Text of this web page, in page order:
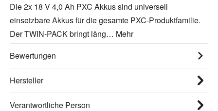
Die 2x 18 V 4,0 Ah PXC Akkus sind universell
einsetzbare Akkus für die gesamte PXC-Produktfamilie.
Der TWIN-PACK bringt läng… Mehr
Bewertungen
Hersteller
Verantwortliche Person